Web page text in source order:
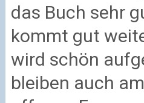
das Buch sehr
kommt gut
wird schön
bleiben auch